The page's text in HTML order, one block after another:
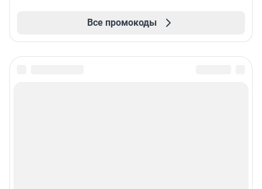
Все промокоды